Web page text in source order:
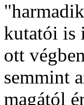
kutatói is
ott
semmint
magától